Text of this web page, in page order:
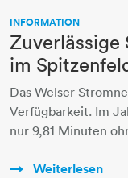
INFORMATION
Zuverlässige
im
Das Welser
Verfügbarkeit. Im
nur 9,81 Minuten
Weiterlesen